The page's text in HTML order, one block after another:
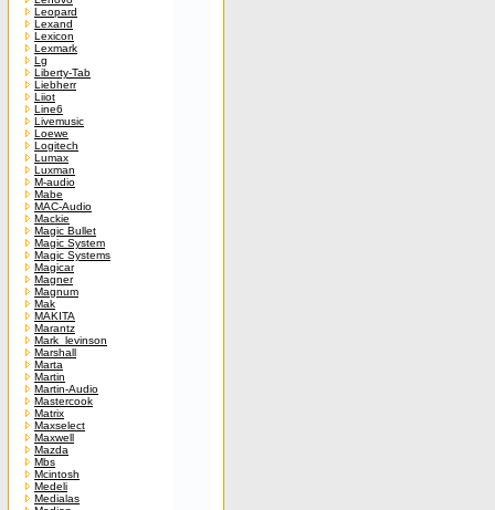
Leopard
Lexand
Lexicon
Lexmark
Lg
Liberty-Tab
Liebherr
Liiot
Line6
Livemusic
Loewe
Logitech
Lumax
Luxman
M-audio
Mabe
MAC-Audio
Mackie
Magic Bullet
Magic System
Magic Systems
Magicar
Magner
Magnum
Mak
MAKITA
Marantz
Mark_levinson
Marshall
Marta
Martin
Martin-Audio
Mastercook
Matrix
Maxselect
Maxwell
Mazda
Mbs
Mcintosh
Medeli
Medialas